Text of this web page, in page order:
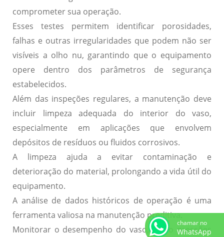
comprometer sua operação.
Esses testes permitem identificar porosidades,
falhas e outras irregularidades que podem não ser
visíveis a olho nu, garantindo que o equipamento
opere dentro dos parâmetros de segurança
estabelecidos.
Além das inspeções regulares, a manutenção deve
incluir limpeza adequada do interior do vaso,
especialmente em aplicações que envolvem
depósitos de resíduos ou fluidos corrosivos.
A limpeza ajuda a evitar contaminação e
deterioração do material, prolongando a vida útil do
equipamento.
A análise de dados históricos de operação é uma
ferramenta valiosa na manutenção preditiva.
Monitorar o desempenho do vaso, como pressões
chamar no
WhatsApp